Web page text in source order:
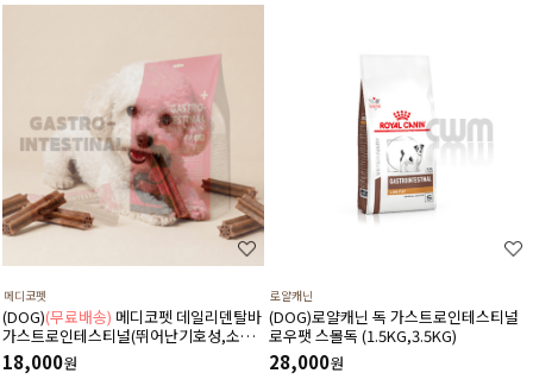
메디코펫
(DOG)(무료배송) 메디코펫 데일리덴탈바
가스트로인테스티널(뛰어난기호성,소화
기,췌장염,설사,구토,만성질환도움)
224g(14P)
18,000원
로얄캐닌
(DOG)로얄캐닌 독 가스트로인테스티널
로우팻 스몰독 (1.5KG,3.5KG)
28,000원